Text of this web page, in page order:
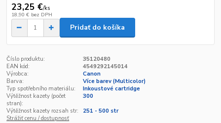
23,25 €/ks
18,90 € bez DPH
Pridať do košíka
Číslo produktu:
35120480
EAN kód:
4549292145014
Výrobca:
Canon
Barva:
Více barev (Multicolor)
Typ spotřebního materiálu:
Inkoustové cartridge
Výtěžnost kazety (počet
stran):
300
Výtěžnost kazety rozsah str:
251 - 500 str
Strážiť cenu / dostupnosť